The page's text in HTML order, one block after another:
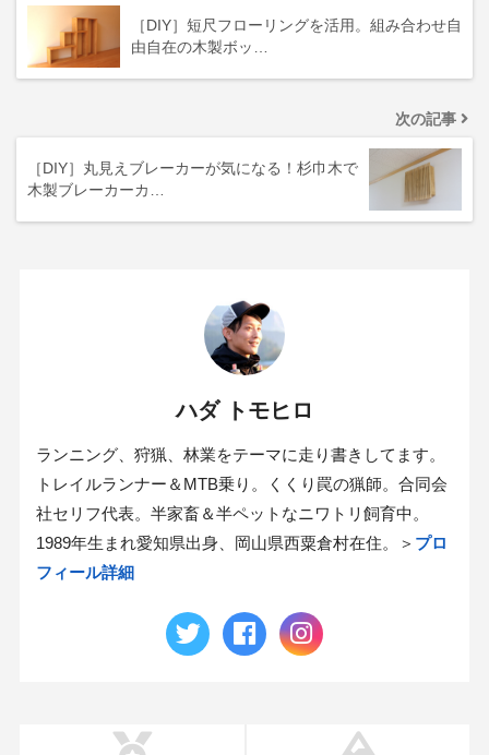
［DIY］短尺フローリングを活用。組み合わせ自
由自在の木製ボッ…
次の記事
［DIY］丸見えブレーカーが気になる！杉巾木で
木製ブレーカーカ…
ハダ トモヒロ
ランニング、狩猟、林業をテーマに走り書きしてます。
トレイルランナー＆MTB乗り。くくり罠の猟師。合同会
社セリフ代表。半家畜＆半ペットなニワトリ飼育中。
1989年生まれ愛知県出身、岡山県西粟倉村在住。＞ プロ
フィール詳細